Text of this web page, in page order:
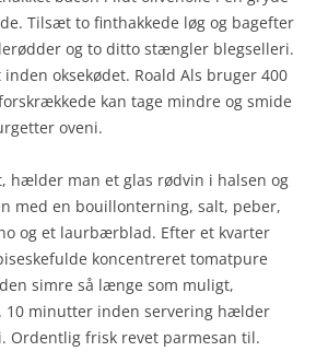
Tilsæt to finthakkede løg og bagefter
og to ditto stængler blegselleri.
oksekødet. Roald Als bruger 400
kan tage mindre og smide
oveni.
hælder man et glas rødvin i halsen og
med en bouillonterning, salt, peber,
og et laurbærblad. Efter et kvarter
koncentreret tomatpure
simre så længe som muligt,
10 minutter inden servering hælder
Ordentlig frisk revet parmesan til.